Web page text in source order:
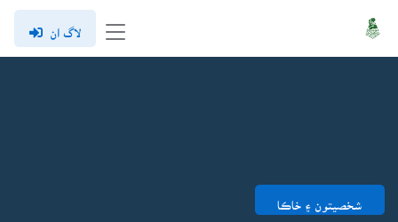
لاگ ان
شخصيتون ۽ خاڪا